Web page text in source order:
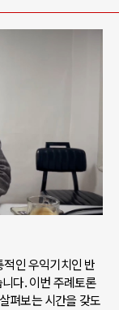
인 우익기치인 반
다. 이번 주례토론
펴보는 시간을 갖도